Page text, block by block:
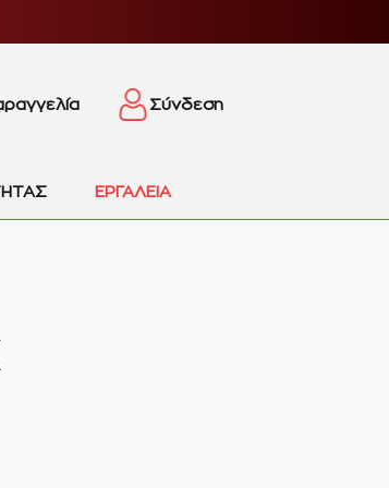
Σύνδεση
ΕΡΓΑΛΕΙΑ